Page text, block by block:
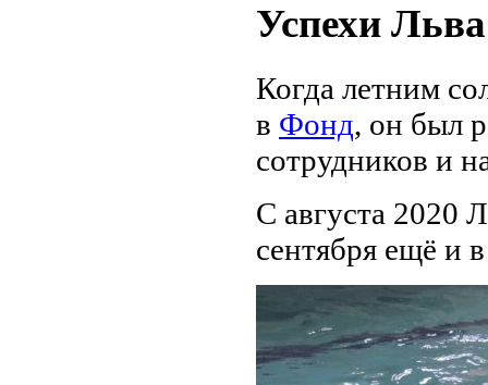
Успехи Льва
Когда летним
в Фонд, он был
сотрудников и
С августа 2020
сентября ещё и